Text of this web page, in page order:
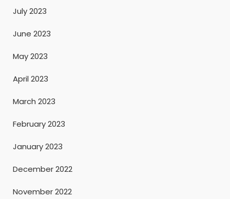
July 2023
June 2023
May 2023
April 2023
March 2023
February 2023
January 2023
December 2022
November 2022